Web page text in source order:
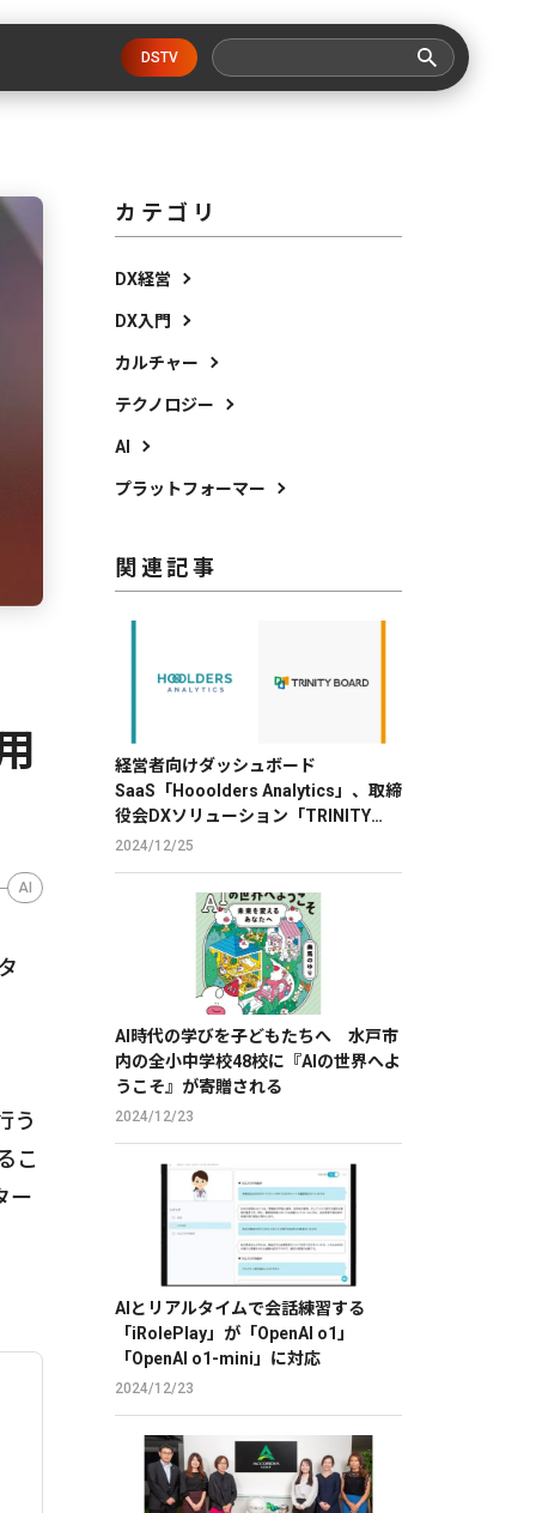
DSTV
AI
う
こ
ー
カテゴリ
DX経営
DX入門
カルチャー
テクノロジー
AI
プラットフォーマー
関連記事
経営者向けダッシュボード
SaaS「Hooolders Analytics」、取締
役会DXソリューション「TRINITY
BOARD」に株価分析機能を提供
2024/12/25
AI時代の学びを子どもたちへ 水戸市
内の全小中学校48校に『AIの世界へよ
うこそ』が寄贈される
2024/12/23
AIとリアルタイムで会話練習する
「iRolePlay」が「OpenAI o1」
「OpenAI o1-mini」に対応
2024/12/23